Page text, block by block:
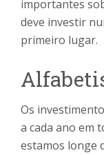
importantes
deve investir
primeiro lugar.
Os
a cada ano em
estamos longe